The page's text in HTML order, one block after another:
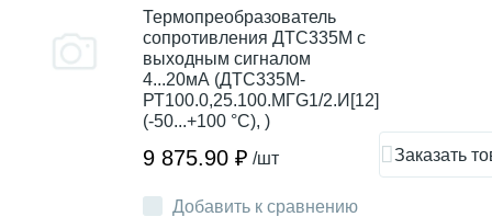
Добавить к сравнению
Термопреобразователь
сопротивления ДТC335М с
выходным сигналом
4...20мА (ДТС335М-
РТ100.0,25.100.МГG1/2.И[12]
(-50...+100 °С), )
9 875.90 ₽ /шт Заказать